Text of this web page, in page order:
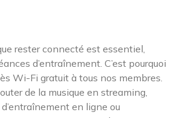
rester connecté est essentiel,
d’entraînement. C’est pourquoi
Wi-Fi gratuit à tous nos membres.
de la musique en streaming,
en ligne ou